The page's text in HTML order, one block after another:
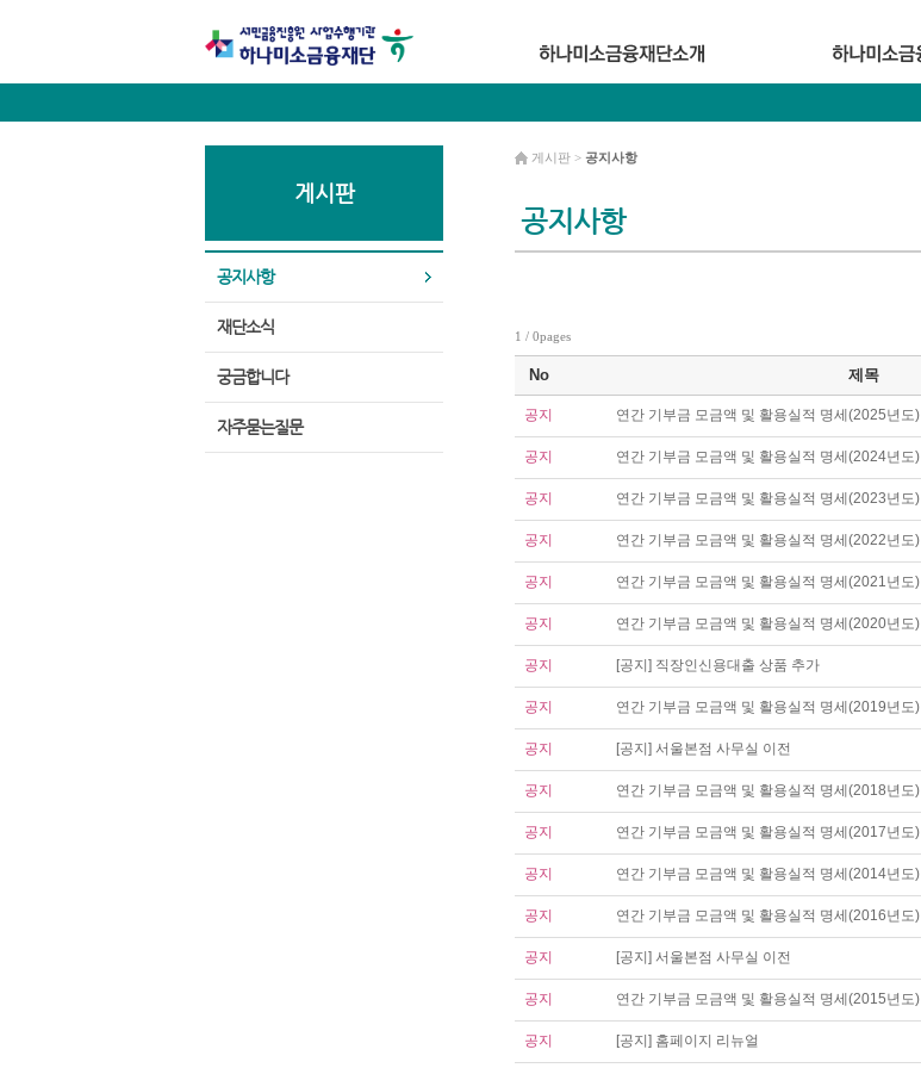
게시판
공지사항
재단소식
궁금합니다
자주묻는질문
공지사항
게시판 > 공지사항
1 / 0pages
No 제목
공지 연간 기부금 모금액 및 활용실적 명세(2025년도)
공지 연간 기부금 모금액 및 활용실적 명세(2024년도)
공지 연간 기부금 모금액 및 활용실적 명세(2023년도)
공지 연간 기부금 모금액 및 활용실적 명세(2022년도)
공지 연간 기부금 모금액 및 활용실적 명세(2021년도)
공지 연간 기부금 모금액 및 활용실적 명세(2020년도)
공지 [공지] 직장인신용대출 상품 추가
공지 연간 기부금 모금액 및 활용실적 명세(2019년도)
공지 [공지] 서울본점 사무실 이전
공지 연간 기부금 모금액 및 활용실적 명세(2018년도)
공지 연간 기부금 모금액 및 활용실적 명세(2017년도)
공지 연간 기부금 모금액 및 활용실적 명세(2014년도)
공지 연간 기부금 모금액 및 활용실적 명세(2016년도)
공지 [공지] 서울본점 사무실 이전
공지 연간 기부금 모금액 및 활용실적 명세(2015년도)
공지 [공지] 홈페이지 리뉴얼